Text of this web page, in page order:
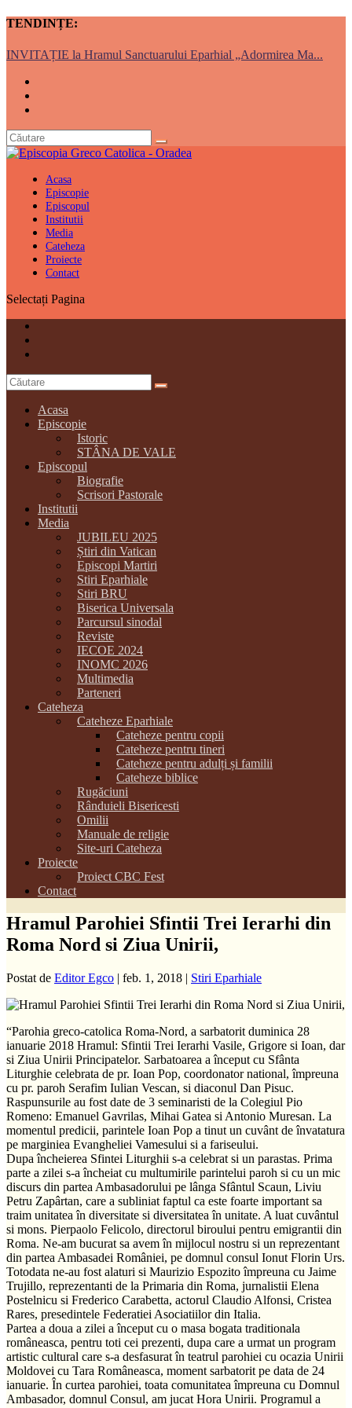
TENDINȚE:
INVITAȚIE la Hramul Sanctuarului Eparhial „Adormirea Ma...
Acasa
Episcopie
Episcopul
Institutii
Media
Cateheza
Proiecte
Contact
Selectați Pagina
Acasa
Episcopie
Istoric
STÂNA DE VALE
Episcopul
Biografie
Scrisori Pastorale
Institutii
Media
JUBILEU 2025
Știri din Vatican
Episcopi Martiri
Stiri Eparhiale
Stiri BRU
Biserica Universala
Parcursul sinodal
Reviste
IECOE 2024
INOMC 2026
Multimedia
Parteneri
Cateheza
Cateheze Eparhiale
Cateheze pentru copii
Cateheze pentru tineri
Cateheze pentru adulți și familii
Cateheze biblice
Rugăciuni
Rânduieli Bisericesti
Omilii
Manuale de religie
Site-uri Cateheza
Proiecte
Proiect CBC Fest
Contact
Hramul Parohiei Sfintii Trei Ierarhi din
Roma Nord si Ziua Unirii,
Postat de Editor Egco | feb. 1, 2018 | Stiri Eparhiale
“Parohia greco-catolica Roma-Nord, a sarbatorit duminica 28
ianuarie 2018 Hramul: Sfintii Trei Ierarhi Vasile, Grigore si Ioan, dar
si Ziua Unirii Principatelor. Sarbatoarea a început cu Sfânta
Liturghie celebrata de pr. Ioan Pop, coordonator national, împreuna
cu pr. paroh Serafim Iulian Vescan, si diaconul Dan Pisuc.
Raspunsurile au fost date de 3 seminaristi de la Colegiul Pio
Romeno: Emanuel Gavrilas, Mihai Gatea si Antonio Muresan. La
momentul predicii, parintele Ioan Pop a tinut un cuvânt de învatatura
pe marginiea Evangheliei Vamesului si a fariseului.
Dupa încheierea Sfintei Liturghii s-a celebrat si un parastas. Prima
parte a zilei s-a încheiat cu multumirile parintelui paroh si cu un mic
discurs din partea Ambasadorului pe lânga Sfântul Scaun, Liviu
Petru Zapârtan, care a subliniat faptul ca este foarte important sa
traim unitatea în diversitate si diversitatea în unitate. A luat cuvântul
si mons. Pierpaolo Felicolo, directorul biroului pentru emigrantii din
Roma. Ne-am bucurat sa avem în mijlocul nostru si un reprezentant
din partea Ambasadei României, pe domnul consul Ionut Florin Urs.
Totodata ne-au fost alaturi si Maurizio Espozito împreuna cu Jaime
Trujillo, reprezentanti de la Primaria din Roma, jurnalistii Elena
Postelnicu si Frederico Carabetta, actorul Claudio Alfonsi, Cristea
Rares, presedintele Federatiei Asociatiilor din Italia.
Partea a doua a zilei a început cu o masa bogata traditionala
româneasca, pentru toti cei prezenti, dupa care a urmat un program
artistic cultural care s-a desfasurat în teatrul parohiei cu ocazia Unirii
Moldovei cu Tara Româneasca, moment sarbatorit pe data de 24
ianuarie. În curtea parohiei, toata comunitatea împreuna cu Domnul
Ambasador, domnul Consul, am jucat Hora Unirii. Programul a